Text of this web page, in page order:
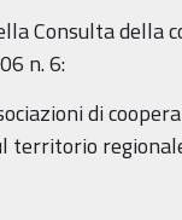
Consulta della
n. 6:
di